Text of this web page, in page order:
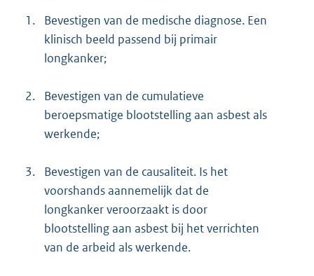
1.
Bevestigen van de medische diagnose. Een
klinisch beeld passend bij primair
longkanker;
2.
Bevestigen van de cumulatieve
beroepsmatige blootstelling aan asbest als
werkende;
3.
Bevestigen van de causaliteit. Is het
voorshands aannemelijk dat de
longkanker veroorzaakt is door
blootstelling aan asbest bij het verrichten
van de arbeid als werkende.